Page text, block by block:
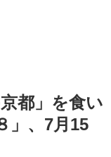
海の京都」を食いつく
都」を食い
」、7月15